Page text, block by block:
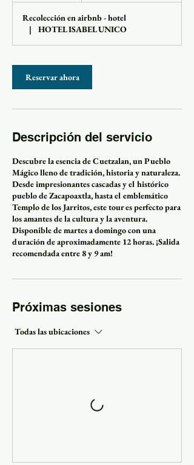
h
Recolección en airbnb - hotel
|
HOTEL ISABEL UNICO
Reservar ahora
Descripción del servicio
Descubre la esencia de Cuetzalan, un Pueblo
Mágico lleno de tradición, historia y naturaleza.
Desde impresionantes cascadas y el histórico
pueblo de Zacapoaxtla, hasta el emblemático
Templo de los Jarritos, este tour es perfecto para
los amantes de la cultura y la aventura.
Disponible de martes a domingo con una
duración de aproximadamente 12 horas. ¡Salida
recomendada entre 8 y 9 am!
Próximas sesiones
Todas las ubicaciones